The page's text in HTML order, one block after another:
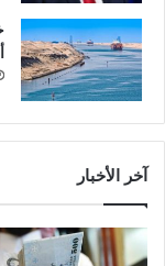
آخر الأخبار